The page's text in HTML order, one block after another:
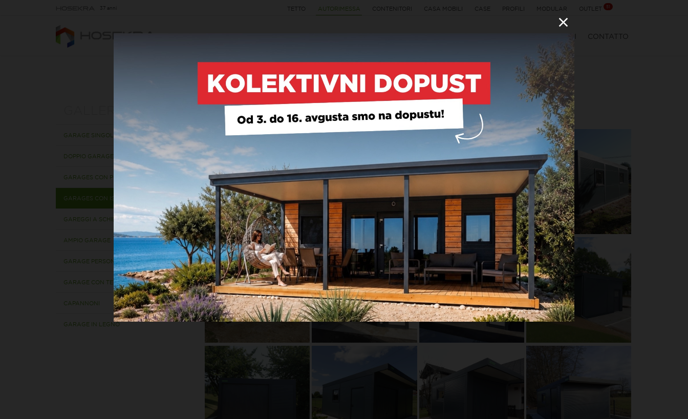
37 anni TETTO AUTORIMESSA CONTENITORI CASA MOBILI CASE PROFILI MODULAR OUTLET 51
CONTATTO
GARAGE SINGOLO
DOPPIO GARAGE
GARAGES CON PORTE ROLL-UP
GARAGES CON ISOLAMENTO
GAREGGI A SCHIERA
AMPIO GARAGE
GARAGE PERSONALIZZATI
GARAGE CON TETTOIE
CAPANNONI
GARAGE IN LEGNO
GARAGES CON ISOLAMENTO